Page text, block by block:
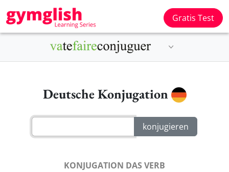
Gratis Test
Deutsche Konjugation
KONJUGATION DAS VERB